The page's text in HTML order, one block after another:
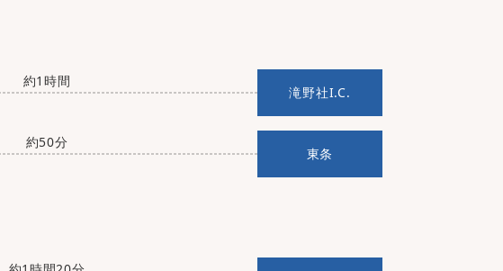
約1時間
滝野社I.C.
約50分
東条